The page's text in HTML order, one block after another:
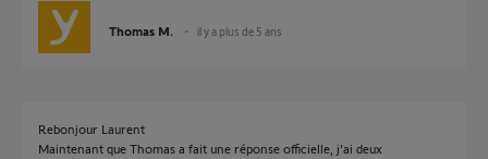
Thomas M. il y a plus de 5 ans
Rebonjour Laurent
Maintenant que Thomas a fait une réponse officielle, j'ai deux